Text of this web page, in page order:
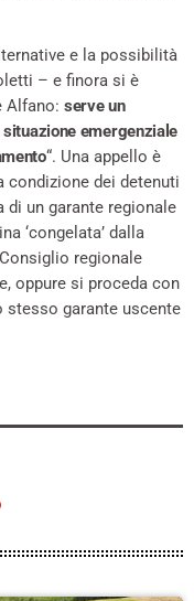
e la possibilità
– e finora si è
Alfano: serve un
emergenziale
“. Una appello è
condizione dei detenuti
di un garante regionale
‘congelata’ dalla
regionale
oppure si proceda con
stesso garante uscente